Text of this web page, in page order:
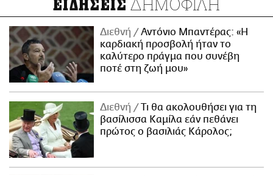
ΕΙΔΗΣΕΙΣ
Διεθνή
Αντόνιο Μπαντέρας: «Η
καρδιακή προσβολή ήταν το
καλύτερο πράγμα που συνέβη
ποτέ στη ζωή μου»
Διεθνή
Τι θα ακολουθήσει για τη
βασίλισσα Καμίλα εάν πεθάνει
πρώτος ο βασιλιάς Κάρολος;